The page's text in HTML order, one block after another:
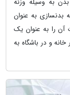
بدنسازی به عنوان
آن را به عنوان یک
و در باشگاه به